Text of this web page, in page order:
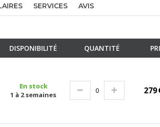
SERVICES AVIS
DISPONIBILITÉ QUANTITÉ
En stock
1 à 2 semaines
279